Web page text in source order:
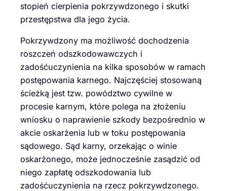
stopień cierpienia pokrzywdzonego i skutki
przestępstwa dla jego życia.
Pokrzywdzony ma możliwość dochodzenia
roszczeń odszkodowawczych i
zadośćuczynienia na kilka sposobów w ramach
postępowania karnego. Najczęściej stosowaną
ścieżką jest tzw. powództwo cywilne w
procesie karnym, które polega na złożeniu
wniosku o naprawienie szkody bezpośrednio w
akcie oskarżenia lub w toku postępowania
sądowego. Sąd karny, orzekając o winie
oskarżonego, może jednocześnie zasądzić od
niego zapłatę odszkodowania lub
zadośćuczynienia na rzecz pokrzywdzonego.